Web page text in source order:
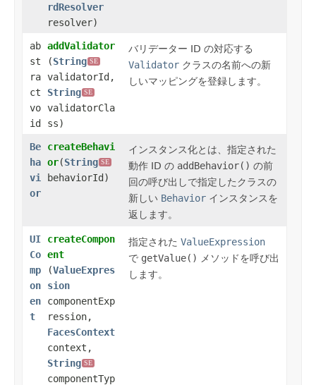
rdResolver
resolver)
ab
st
ra
ct
vo
id
addValidator
(String SE
validatorId,
String SE
validatorCla
ss)
バリデーター ID の対応する
Validator クラスの名前への新
しいマッピングを登録します。
Be
ha
vi
or
createBehavi
or​(String SE
behaviorId)
インスタンス化とは、指定された
動作 ID の addBehavior() の前
回の呼び出しで指定したクラスの
新しい Behavior インスタンスを
返します。
UI
Co
mp
on
en
t
createCompon
ent
(ValueExpres
sion
componentExp
ression,
FacesContext
context,
String SE
componentTyp
指定された ValueExpression
で getValue() メソッドを呼び出
し ます。